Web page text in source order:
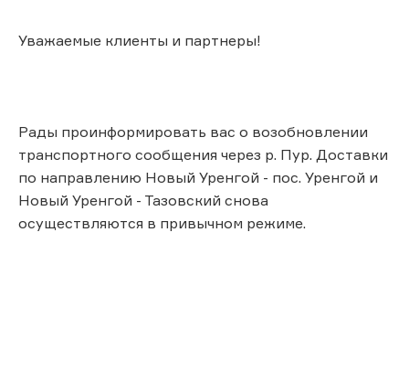
Уважаемые клиенты и партнеры!
Рады проинформировать вас о возобновлении
транспортного сообщения через р. Пур. Доставки
по направлению Новый Уренгой - пос. Уренгой и
Новый Уренгой - Тазовский снова
осуществляются в привычном режиме.